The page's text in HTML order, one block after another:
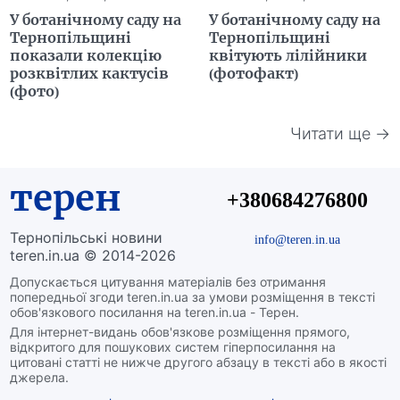
У ботанічному саду на
Тернопільщині
показали колекцію
розквітлих кактусів
(фото)
У ботанічному саду на
Тернопільщині
квітують лілійники
(фотофакт)
Читати ще →
терен
Тернопільські новини
teren.in.ua © 2014-2026
Допускається цитування матеріалів без отримання
попередньої згоди teren.in.ua за умови розміщення в тексті
обов'язкового посилання на teren.in.ua - Терен.
Для інтернет-видань обов'язкове розміщення прямого,
відкритого для пошукових систем гіперпосилання на
цитовані статті не нижче другого абзацу в тексті або в якості
джерела.
+380684276800
info@teren.in.ua